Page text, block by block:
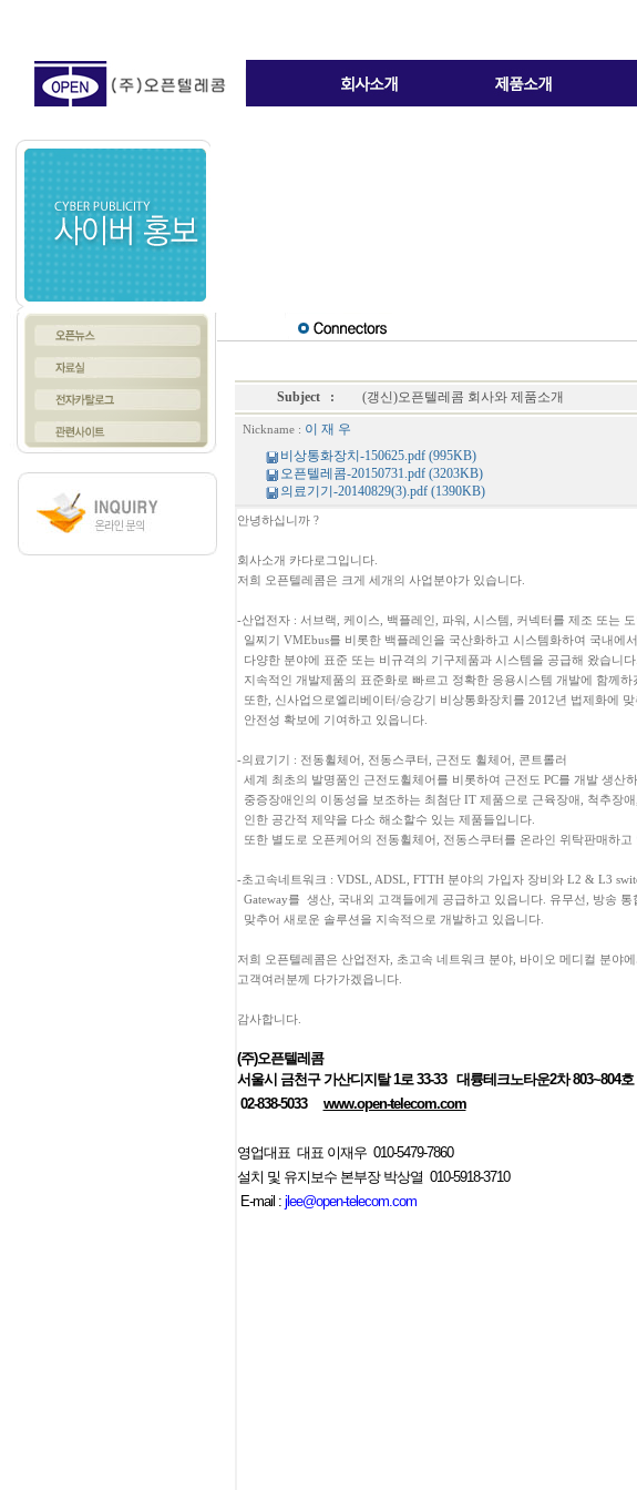
Subject : (갱신)오픈텔레콤 회사와 제품소개
Nickname : 이 재 우
비상통화장치-150625.pdf (995KB)
오픈텔레콤-20150731.pdf (3203KB)
의료기기-20140829(3).pdf (1390KB)
안녕하십니까 ?
회사소개 카다로그입니다.
저희 오픈텔레콤은 크게 세개의 사업분야가 있습니다.
-산업전자 : 서브랙, 케이스, 백플레인, 파워, 시스템, 커넥터를 제조 또는 도
일찌기 VMEbus를 비롯한 백플레인을 국산화하고 시스템화하여 국내에
다양한 분야에 표준 또는 비규격의 기구제품과 시스템을 공급해 왔습니다.
지속적인 개발제품의 표준화로 빠르고 정확한 응용시스템 개발에 함께하
또한, 신사업으로엘리베이터/승강기 비상통화장치를 2012년 법제화에 맞
안전성 확보에 기여하고 있읍니다.
-의료기기 : 전동휠체어, 전동스쿠터, 근전도 휠체어, 콘트롤러
세계 최초의 발명품인 근전도휠체어를 비롯하여 근전도 PC를 개발 생산
중증장애인의 이동성을 보조하는 최첨단 IT 제품으로 근육장애, 척추장
인한 공간적 제약을 다소 해소할수 있는 제품들입니다.
또한 별도로 오픈케어의 전동휠체어, 전동스쿠터를 온라인 위탁판매하고
-초고속네트워크 : VDSL, ADSL, FTTH 분야의 가입자 장비와 L2 & L3
Gateway를 생산, 국내외 고객들에게 공급하고 있읍니다. 유무선, 방송 통
맞추어 새로운 솔루션을 지속적으로 개발하고 있읍니다.
저희 오픈텔레콤은 산업전자, 초고속 네트워크 분야, 바이오 메디컬 분야
고객여러분께 다가가겠읍니다.
감사합니다.
(주)오픈텔레콤
서울시 금천구 가산디지탈1로33-33 대륭테크노타운2차 803~804호
02-838-5033 www.open-telecom.com
영업대표 대표 이재우 010-5479-7860
설치 및 유지보수 본부장 박상열 010-5918-3710
E-mail : jlee@open-telecom.com